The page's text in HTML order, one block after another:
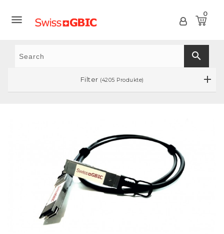
 0
search
Filter (4205 Produkte)